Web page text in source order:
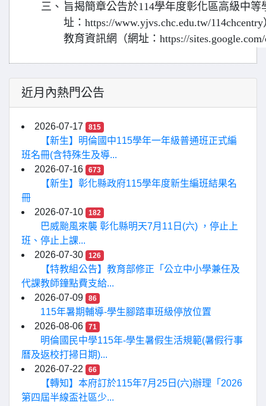
三、 旨揭簡章公告於114學年度彰化區高級中
址：https://www.yjvs.chc.edu.tw/
教育資訊網（網址：https://
近月內熱門公告
2026-07-17 815
【新生】明倫國中115學年一年級普通班正式編
班名冊(含特殊生及導...
2026-07-16
673
【新生】彰化縣政府115學年度新生編班結果名
冊
2026-07-10
182
巴威颱風來襲 彰化縣明天7月11日(六) ，停止上
班、停止上課...
2026-07-30
126
【特教組公告】教育部修正「公立中小學兼任及
代課教師鐘點費支給...
2026-07-09
86
115年暑期輔導-學生腳踏車班級停放位置
2026-08-06
71
明倫國民中學115年-學生暑假生活規範(暑假行事
曆及返校打掃日期)...
2026-07-22
66
【轉知】本府訂於115年7月25日(六)辦理「2026
第四屆半線盃社區少...